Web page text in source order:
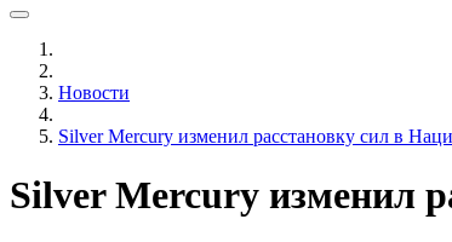
Новости
Silver Mercury изменил расстановку сил в
Silver Mercury изменил